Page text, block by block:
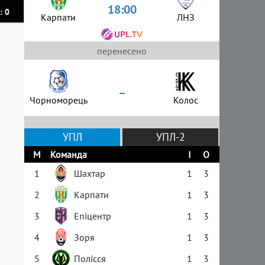
0 Карпати 18:00 ЛНЗ
перенесено
Чорноморець – Колос
УПЛ УПЛ-2
М Команда І
О
1
Шахтар 1
3
2
Карпати 1
3
3
Епіцентр 1
3
4
Зоря 1
3
5
Полісся 1
3